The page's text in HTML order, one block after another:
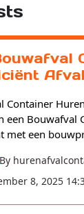
Container
een Bouwafval
met een
By
8, 2025